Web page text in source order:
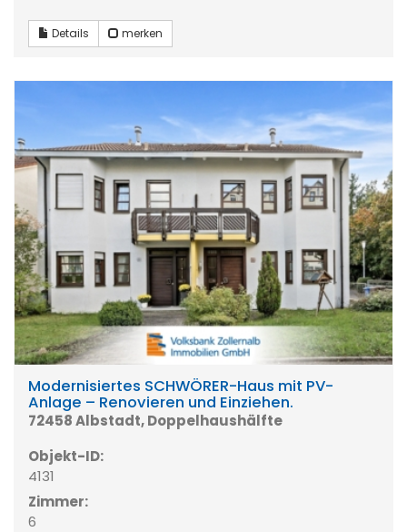
Details merken
Modernisiertes SCHWÖRER-Haus mit PV-
Anlage – Renovieren und Einziehen.
72458 Albstadt, Doppelhaushälfte
Objekt-ID:
4131
Zimmer:
6